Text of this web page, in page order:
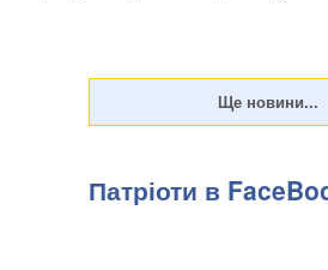
Патріоти в